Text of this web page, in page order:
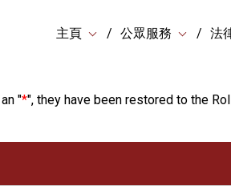
主頁 公眾服務 法
"*", they have been restored to the